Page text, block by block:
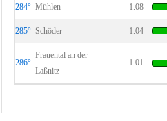
284° Mühlen 1.08
285° Schöder 1.04
286°
Frauental an der
Laßnitz
1.01